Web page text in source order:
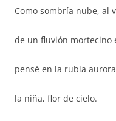
Como sombría nube, al
de un fluvión mortecino
pensé en la rubia
la niña, flor de cielo.